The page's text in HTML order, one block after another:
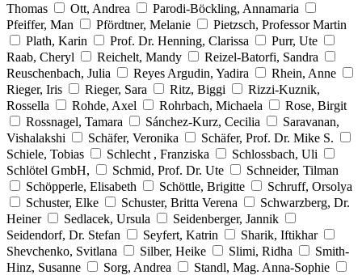
Thomas
Ott, Andrea
Parodi-Böckling, Annamaria
Pfeiffer, Man
Pfördtner, Melanie
Pietzsch, Professor Martin
Plath, Karin
Prof. Dr. Henning, Clarissa
Purr, Ute
Raab, Cheryl
Reichelt, Mandy
Reizel-Batorfi, Sandra
Reuschenbach, Julia
Reyes Argudin, Yadira
Rhein, Anne
Rieger, Iris
Rieger, Sara Ritz, Biggi
Rizzi-Kuznik,
Rossella
Rohde, Axel Rohrbach, Michaela
Rose, Birgit
Rossnagel, Tamara
Sánchez-Kurz, Cecilia
Saravanan,
Vishalakshi
Schäfer, Veronika
Schäfer, Prof. Dr. Mike S.
Schiele, Tobias
Schlecht , Franziska
Schlossbach, Uli
Schlötel GmbH,
Schmid, Prof. Dr. Ute
Schneider, Tilman
Schöpperle, Elisabeth
Schöttle, Brigitte
Schruff, Orsolya
Schuster, Elke
Schuster, Britta Verena
Schwarzberg, Dr.
Heiner
Sedlacek, Ursula
Seidenberger, Jannik
Seidendorf, Dr. Stefan
Seyfert, Katrin
Sharik, Iftikhar
Shevchenko, Svitlana
Silber, Heike Slimi, Ridha
Smith-
Hinz, Susanne
Sorg, Andrea
Standl, Mag. Anna-Sophie